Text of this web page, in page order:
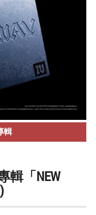
輯
輯「NEW